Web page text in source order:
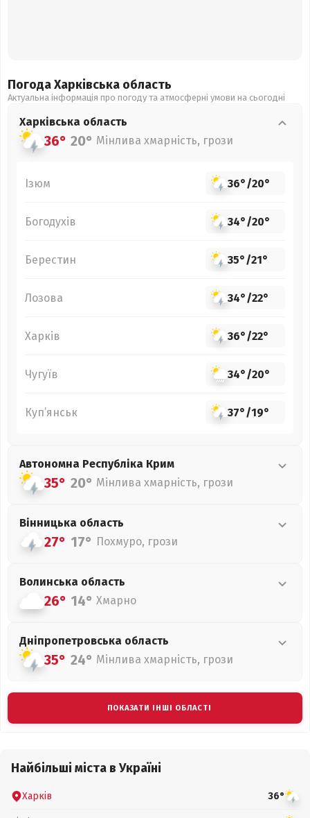
Погода Харківська область
Актуальна інформація про погоду та атмосферні умови на сьогодні
Харківська область
36° 20° Мінлива хмарність, грози
Ізюм 36°/20°
Богодухів 34°/20°
Берестин 35°/21°
Лозова 34°/22°
Харків 36°/22°
Чугуїв 34°/20°
Куп’янськ 37°/19°
Автономна Республіка Крим
35° 20° Мінлива хмарність, грози
Вінницька область
27° 17° Похмуро, грози
Волинська область
26° 14° Хмарно
Дніпропетровська область
35° 24° Мінлива хмарність, грози
ПОКАЗАТИ ІНШІ ОБЛАСТІ
Найбільші міста в Україні
Харків 36°